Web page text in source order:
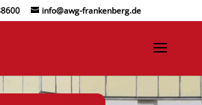
info@awg-frankenberg.de